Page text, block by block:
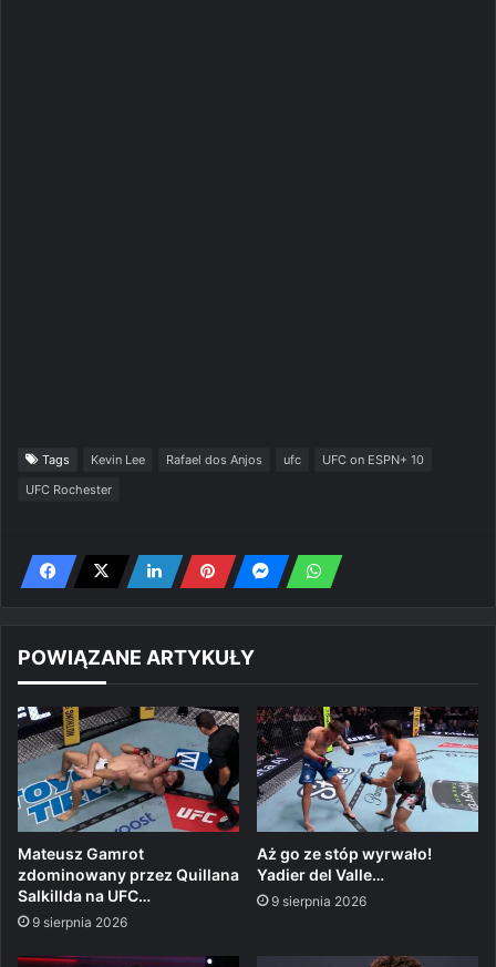
Tags Kevin Lee Rafael dos Anjos ufc
UFC on ESPN+ 10
UFC Rochester
POWIĄZANE ARTYKUŁY
Mateusz Gamrot
zdominowany przez Quillana
Salkillda na UFC…
9 sierpnia 2026
Aż go ze stóp wyrwało!
Yadier del Valle…
9 sierpnia 2026